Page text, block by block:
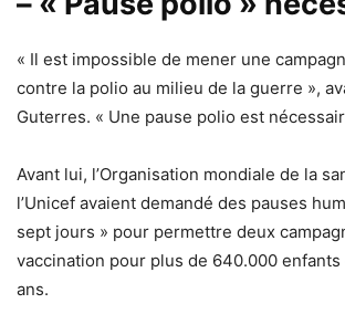
« Il est impossible de mener une
contre la polio au milieu de la guerre »,
Guterres. « Une pause polio est
Avant lui, l’Organisation mondiale de la
l’Unicef avaient demandé des pauses
sept jours » pour permettre deux
vaccination pour plus de 640.000
ans.